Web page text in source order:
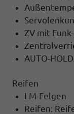
ZV mit
AUTO-
Reifen
LM-Felgen
Reifen: